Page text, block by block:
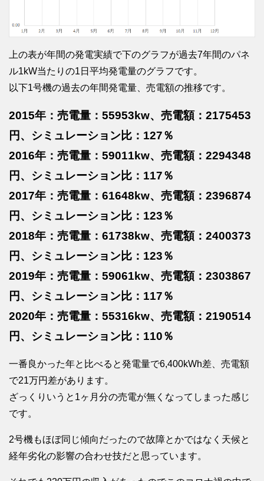
上の表が年間の発電実績で下のグラフが過去7年間のパネ
ル1kW当たりの1日平均発電量のグラフです。
以下1号機の過去の年間発電量、売電額の推移です。
2015年：売電量：55953kw、売電額：2175453
円、シミュレーション比：127％
2016年：売電量：59011kw、売電額：2294348
円、シミュレーション比：117％
2017年：売電量：61648kw、売電額：2396874
円、シミュレーション比：123％
2018年：売電量：61738kw、売電額：2400373
円、シミュレーション比：123％
2019年：売電量：59061kw、売電額：2303867
円、シミュレーション比：117％
2020年：売電量：55316kw、売電額：2190514
円、シミュレーション比：110％
一番良かった年と比べると発電量で6,400kWh差、売電額
で21万円差があります。
ざっくりいうと1ヶ月分の売電が無くなってしまった感じ
です。
2号機もほぼ同じ傾向だったので故障とかではなく天候と
経年劣化の影響の合わせ技だと思っています。